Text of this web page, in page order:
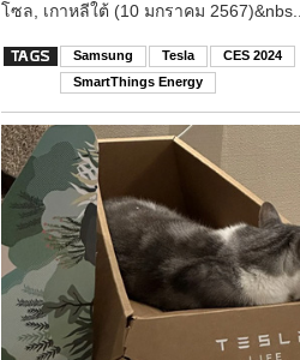
โซล, เกาหลีใต้ (10 มกราคม 2567)&nbs...
Samsung Tesla
CES 2024
SmartThings Energy